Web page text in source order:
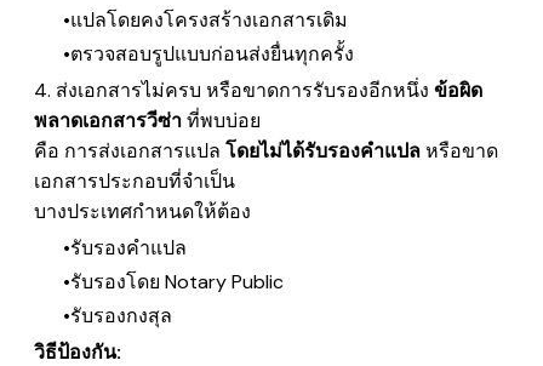
แปลโดยคงโครงสร้างเอกสารเดิม
ตรวจสอบรูปแบบก่อนส่งยื่นทุกครั้ง
4. ส่งเอกสารไม่ครบ หรือขาดการรับรองอีกหนึ่ง ข้อผิด
พลาดเอกสารวีซ่าที่พบบ่อย
คือ การส่งเอกสารแปล โดยไม่ได้รับรองคำแปลหรือขาด
เอกสารประกอบที่จำเป็น
บางประเทศกำหนดให้ต้อง
รับรองคำแปล
รับรองโดย Notary Public
รับรองกงสุล
วิธีป้องกัน: